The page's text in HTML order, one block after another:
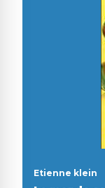
Etienne klein